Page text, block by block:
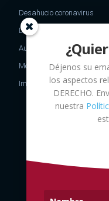
Desahucio coronavirus
Desheredamiento
Aumento de capital
Modelo oposicion
Impuesto sucesiones no
Déjenos su
los aspectos
DERECHO.
nuestra